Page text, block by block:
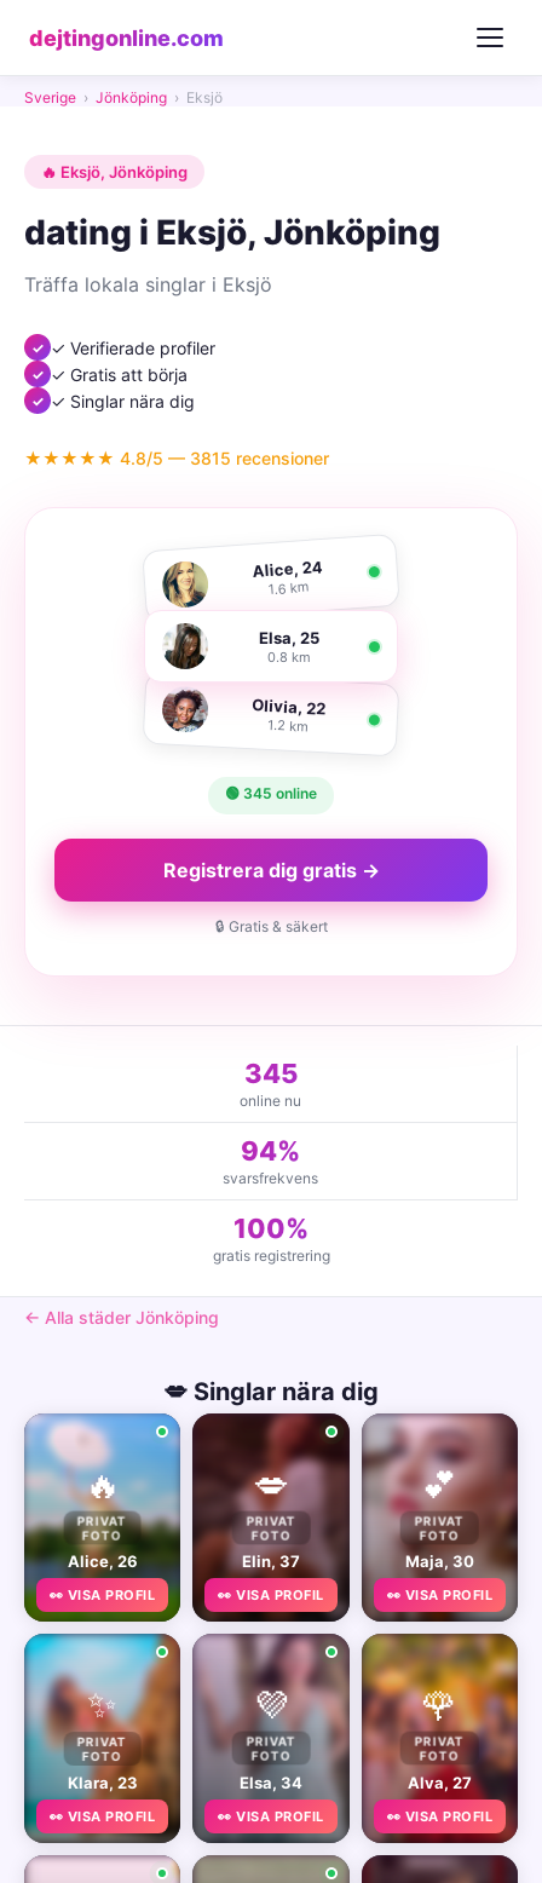
dejtingonline.com
Sverige › Jönköping › Eksjö
🔥 Eksjö, Jönköping
dating i Eksjö, Jönköping
Träffa lokala singlar i Eksjö
✓ Verifierade profiler
✓ Gratis att börja
✓ Singlar nära dig
★★★★★ 4.8/5 — 3815 recensioner
Alice, 24
1.6 km
Elsa, 25
0.8 km
Olivia, 22
1.2 km
🟢 345 online
Registrera dig gratis →
🔒 Gratis & säkert
345
online nu
94%
svarsfrekvens
100%
gratis registrering
← Alla städer Jönköping
💋 Singlar nära dig
🔥
PRIVAT
FOTO
Alice, 26
👀 VISA PROFIL
💋
PRIVAT
FOTO
Elin, 37
👀 VISA PROFIL
💕
PRIVAT
FOTO
Maja, 30
👀 VISA PROFIL
✨
PRIVAT
FOTO
Klara, 23
👀 VISA PROFIL
💜
PRIVAT
FOTO
Elsa, 34
👀 VISA PROFIL
🌹
PRIVAT
FOTO
Alva, 27
👀 VISA PROFIL